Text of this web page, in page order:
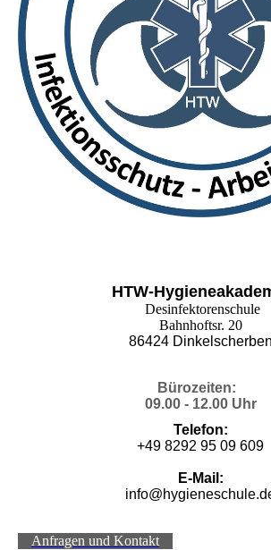
HTW-
Desinfektorenschule
Bahnhoftsr. 20
86424 Dinkelscherben
Bürozeiten:
09.00 - 12.00 Uhr
Telefon:
+49 8292 95 09 609
E-Mail:
Anfragen und Kontakt